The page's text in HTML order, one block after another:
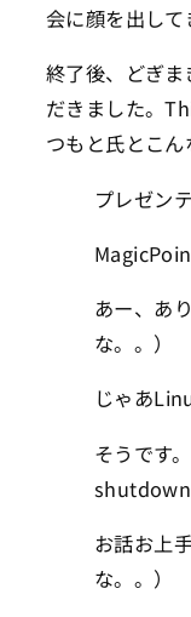
会に顔を出して
終了後、どぎ
だきました。
つもと氏とこん
プレゼン
あー、あ
な。。）
じゃあ
そうです
shutdown
お話お上
な。。）